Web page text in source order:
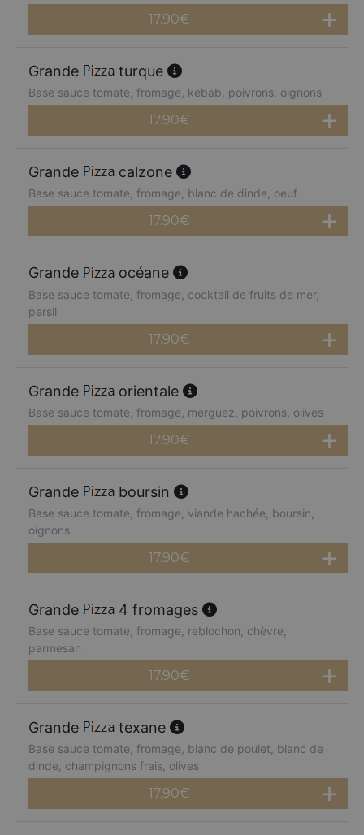
17.90€
Grande turque
Base sauce tomate, fromage, kebab, poivrons, oignons
17.90€
Grande calzone
Base sauce tomate, fromage, blanc de dinde, oeuf
17.90€
Grande océane
Base sauce tomate, fromage, cocktail de fruits de mer,
persil
17.90€
Grande orientale
Base sauce tomate, fromage, merguez, poivrons, olives
17.90€
Grande boursin
Base sauce tomate, fromage, viande hachée, boursin,
oignons
17.90€
Grande 4 fromages
Base sauce tomate, fromage, reblochon, chèvre,
parmesan
17.90€
Grande texane
Base sauce tomate, fromage, blanc de poulet, blanc de
dinde, champignons frais, olives
17.90€